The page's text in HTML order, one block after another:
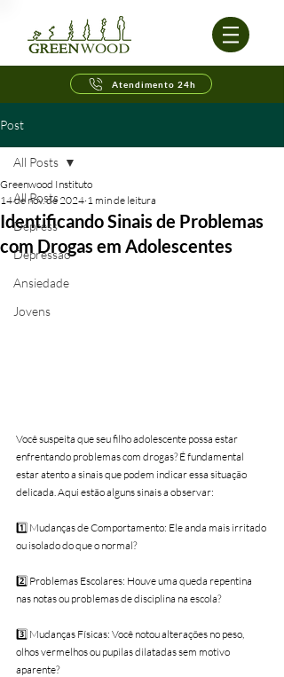
Atendimento 24h
Post
All Posts
Depress
Depressão
Ansiedade
Jovens
All Posts
Identificando Sinais de Problemas
com Drogas em Adolescentes
Greenwood Instituto
14 de nov. de 2024 1 min de leitura
Você suspeita que seu filho adolescente possa estar
enfrentando problemas com drogas? É fundamental
estar atento a sinais que podem indicar essa situação
delicada. Aqui estão alguns sinais a observar:
1️⃣ Mudanças de Comportamento: Ele anda mais irritado
ou isolado do que o normal?
2️⃣ Problemas Escolares: Houve uma queda repentina
nas notas ou problemas de disciplina na escola?
3️⃣ Mudanças Físicas: Você notou alterações no peso,
olhos vermelhos ou pupilas dilatadas sem motivo
aparente?